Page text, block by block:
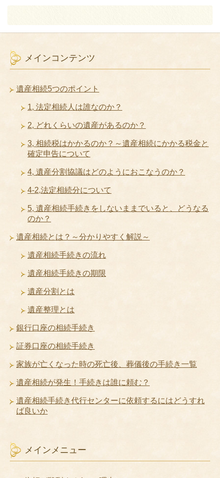
メインコンテンツ
遺産相続5つのポイント
1, 法定相続人は誰なのか？
2, どれくらいの遺産があるのか？
3, 相続税はかかるのか？～遺産相続にかかる税金と
確定申告について
4, 遺産分割協議はどのようにおこなうのか？
4-2,法定相続分について
5, 遺産相続手続きをしないままでいると、どうなる
のか？
遺産相続とは？～分かりやすく解説～
遺産相続手続きの流れ
遺産相続手続きの期限
遺産分割とは
遺産整理とは
銀行口座の相続手続き
証券口座の相続手続き
家族が亡くなった時の死亡後、葬儀後の手続き一覧
遺産相続が発生！手続きは誰に頼む？
遺産相続手続き代行センターに依頼するにはどうすれ
ば良いか
メインメニュー